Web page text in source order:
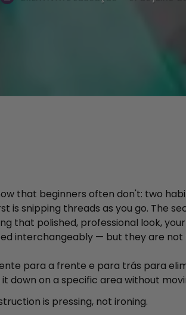
that beginners often don't: two
snipping threads as you go. The
that polished, professional look,
interchangeably — but they are
para a frente e para trás para
down on a specific area without
is pressing, not ironing.